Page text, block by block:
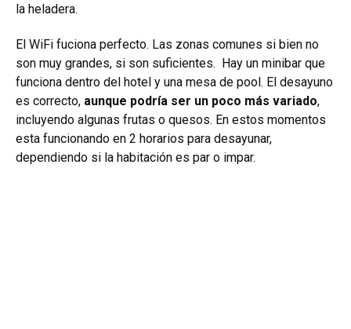
la heladera.
El WiFi fuciona perfecto. Las zonas comunes si bien no
son muy grandes, si son suficientes. Hay un minibar que
funciona dentro del hotel y una mesa de pool. El desayuno
es correcto, aunque podría ser un poco más variado,
incluyendo algunas frutas o quesos. En estos momentos
esta funcionando en 2 horarios para desayunar,
dependiendo si la habitación es par o impar.